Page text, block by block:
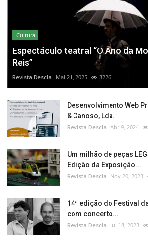
Cultura
Espectáculo teatral “O Ano da
Reis”
Revista Descla Mai 21, 2025 3226
Desenvolvimento Web
& Canoso, Lda.
Revista Descla Abr 9, 2024
Um milhão de peças
Edição da Exposição...
Revista Descla Nov 20, 2023
14ª edição do Festival
com concerto...
Revista Descla Jul 18, 2023